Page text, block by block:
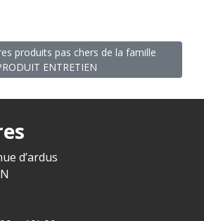
produits pas chers de la famille
ENTRETIEN
d’ardus